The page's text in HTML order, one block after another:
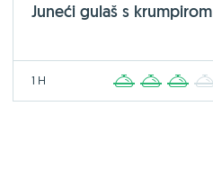
Juneći gulaš s krumpirom
1 H 2 3